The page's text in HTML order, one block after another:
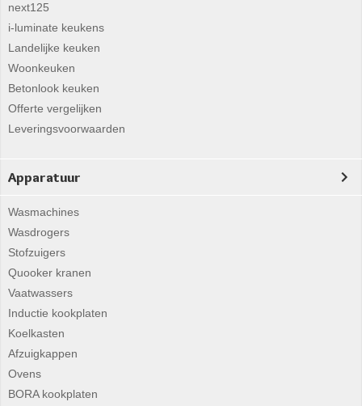
next125
i-luminate keukens
Landelijke keuken
Woonkeuken
Betonlook keuken
Offerte vergelijken
Leveringsvoorwaarden
Apparatuur
Wasmachines
Wasdrogers
Stofzuigers
Quooker kranen
Vaatwassers
Inductie kookplaten
Koelkasten
Afzuigkappen
Ovens
BORA kookplaten